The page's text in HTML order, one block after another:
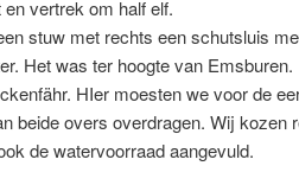
vertrek om half elf.
stuw met rechts een schutsluis
Het was ter hoogte van Emsburen.
HIer moesten we voor de
beide overs overdragen. Wij kozen
de watervoorraad aangevuld.